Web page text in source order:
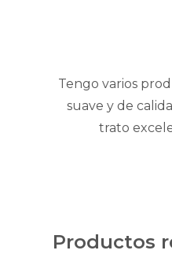
Tengo varios
suave y de
trato
Productos